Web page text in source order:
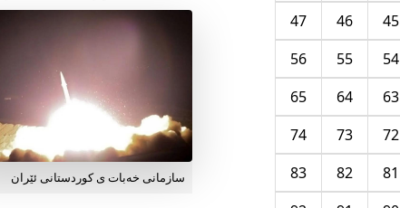
45
46
47
54
55
56
63
64
65
72
73
74
81
82
83
سازمانی خەبات ی کوردستانی ئێران